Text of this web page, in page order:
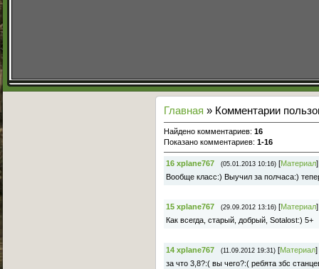
Главная » Комментарии
Найдено комментариев: 16
Показано комментариев: 1-16
16 xplane767 (05.01.2013 10:16) [Материал]
Вообще класс:) Выучил за полчаса:)
15 xplane767 (29.09.2012 13:16) [Материал]
Как всегда, старый, добрый, Sotalost:) 5+
14 xplane767 (11.09.2012 19:31) [Материал]
за что 3,8?:( вы чего?:( ребята збс